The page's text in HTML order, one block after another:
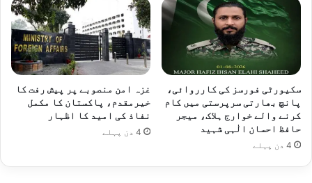
سکیورٹی فورسز کی کارروائی،
پانچ بھارتی سرپرستی میں کام
کرنے والے خوارج ہلاک، میجر
حافظ احسان الٰہی شہید
4 دن پہلے
غزہ امن منصوبے پر پیش رفت کا
خیرمقدم، پاکستان کا مکمل
نفاذ کی امید کا اظہار
4 دن پہلے